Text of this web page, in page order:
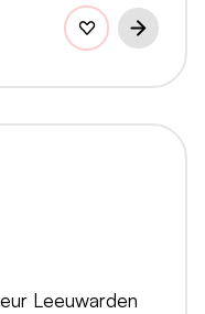
Leeuwarden